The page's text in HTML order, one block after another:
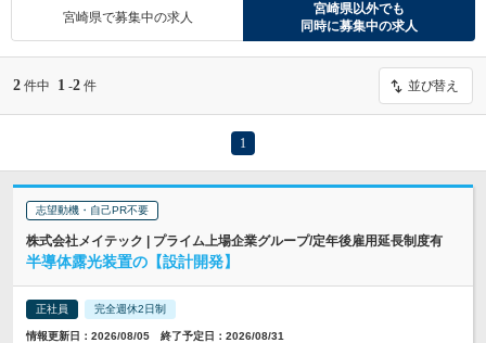
宮崎県で募集中の求人
宮崎県以外でも
同時に募集中の求人
2 件中 1 -2 件 並び替え
1
志望動機・自己PR不要
株式会社メイテック | プライム上場企業グループ/定年後雇用延長制度有
半導体露光装置の【設計開発】
正社員 完全週休2日制
情報更新日：2026/08/05 終了予定日：2026/08/31